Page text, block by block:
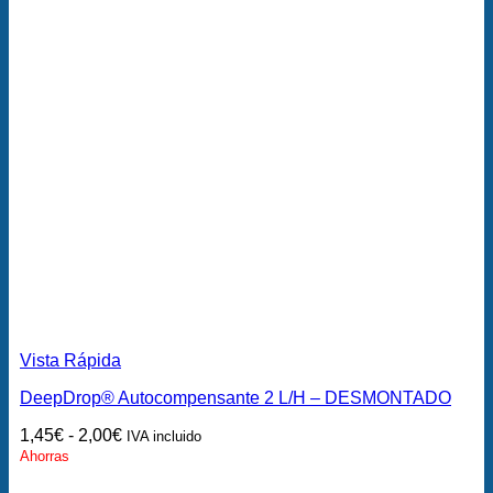
Vista Rápida
DeepDrop® Autocompensante 2 L/H – DESMONTADO
1,45€ - 2,00€ IVA incluido
Ahorras